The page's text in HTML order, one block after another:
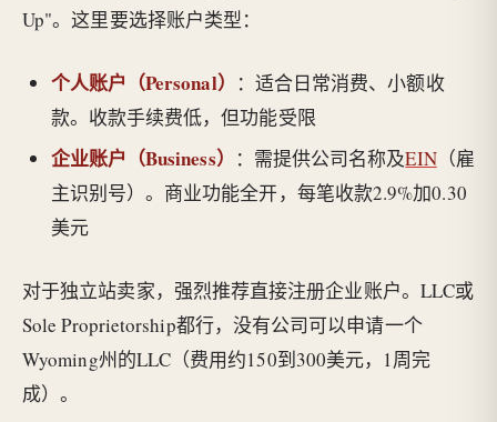
Up"。这里要选择账户类型：
个人账户（Personal）
：适合日常消费、小额收
款。收款手续费低，但功能受限
企业账户（Business） ：需提供公司名称及EIN（雇
主识别号）。商业功能全开，每笔收款2.9%加0.30
美元
对于独立站卖家，强烈推荐直接注册企业账户。LLC或
Sole Proprietorship都行，没有公司可以申请一个
Wyoming州的LLC（费用约150到300美元，1周完
成）。